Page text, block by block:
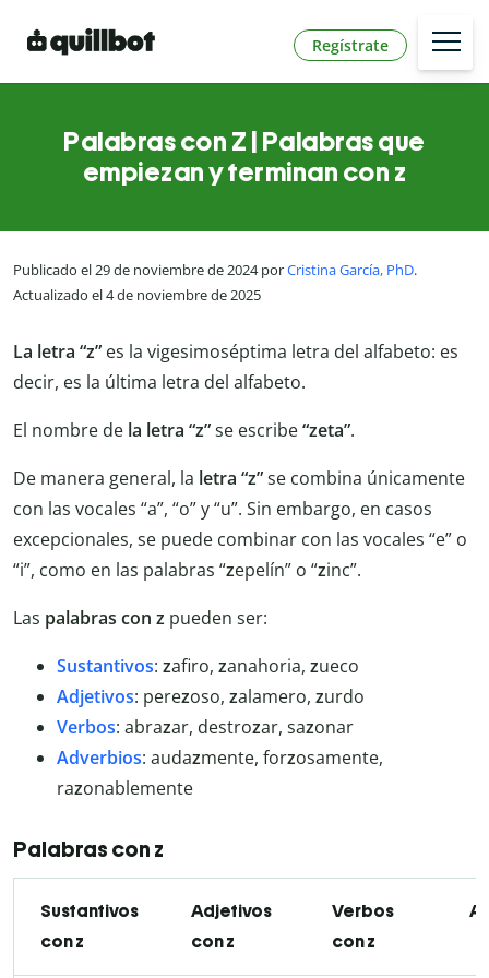
Regístrate
Palabras con Z | Palabras que
empiezan y terminan con z
Publicado el 29 de noviembre de 2024 porCristina García, PhD.
Actualizado el 4 de noviembre de 2025
La letra “z” es la vigesimoséptima letra del alfabeto: es
decir, es la última letra del alfabeto.
El nombre de la letra “z”se escribe“zeta”.
De manera general, la letra “z”se combina únicamente
con las vocales “a”, “o” y “u”. Sin embargo, en casos
excepcionales, se puede combinar con las vocales “e” o
“i”, como en las palabras “zepelín” o “zinc”.
Las palabras con z pueden ser:
Sustantivos: zafiro, zanahoria, zueco
Adjetivos: perezoso, zalamero, zurdo
Verbos: abrazar, destrozar, sazonar
Adverbios: audazmente, forzosamente,
razonablemente
Palabras con z
Sustantivos
con z
Adjetivos
con z
Verbos
con z